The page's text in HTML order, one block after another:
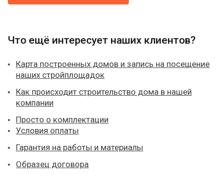
Что ещё интересует наших клиентов?
Карта построенных домов и запись на посещение
наших стройплощадок
Как происходит строительство дома в нашей
компании
Просто о комплектации
Условия оплаты
Гарантия на работы и материалы
Образец договора